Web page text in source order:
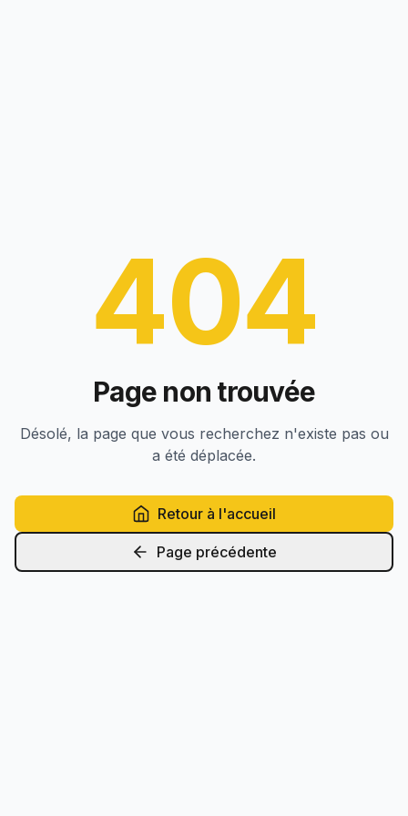
404
Page non trouvée
Désolé, la page que vous recherchez n'existe pas ou
a été déplacée.
Retour à l'accueil
Page précédente